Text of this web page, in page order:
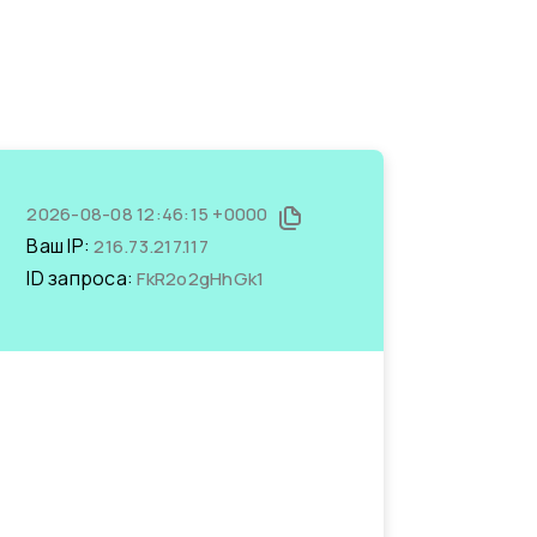
2026-08-08 12:46:15 +0000
Ваш IP:216.73.217.117
ID запроса:FkR2o2gHhGk1